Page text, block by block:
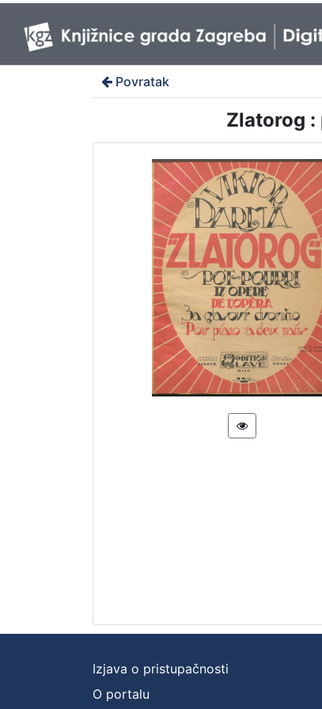
Povratak
Zlatorog
Izjava o pristupačnosti
O portalu